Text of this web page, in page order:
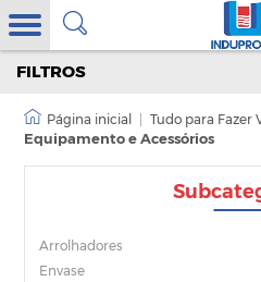
Tudo para Fazer
Equipamento e Acessórios
Arrolhadores
Envase
FILTROS